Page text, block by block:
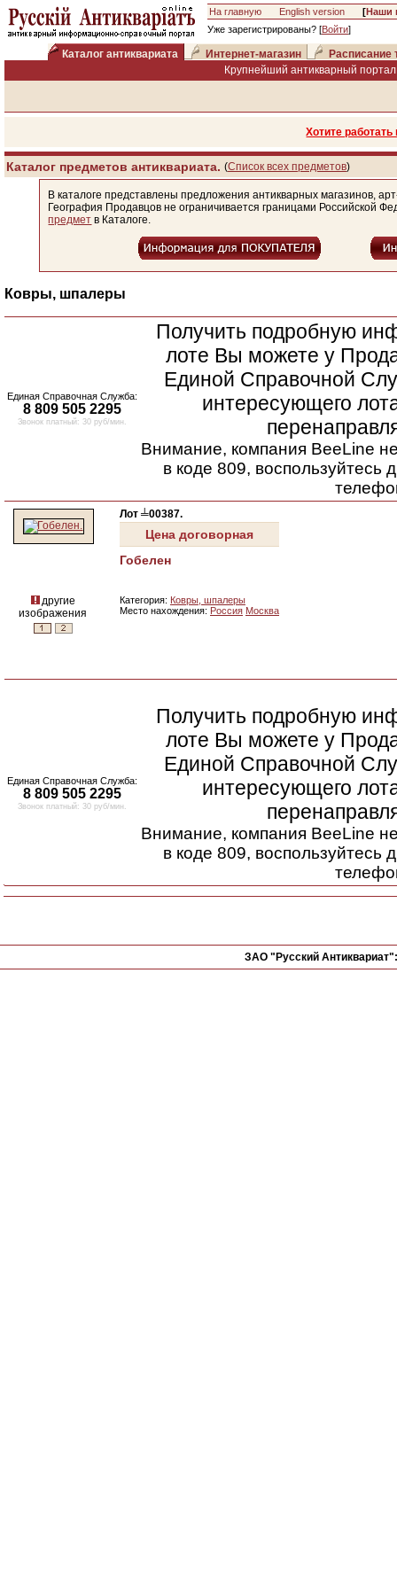
На главную English version [Наши
Уже зарегистрированы? [Войти]
Каталог антиквариата Интернет-магазин
Расписание
Крупнейший антикварный
Хотите
Каталог предметов антиквариата. (Список всех предметов)
В каталоге представлены предложения антикварных магазинов,
География Продавцов не ограничивается границами Российской
предмет в Каталоге.
Ковры, шпалеры
Единая Справочная Служба:
8 809 505 2295
Звонок платный: 30 руб/мин.
Получить подробную
лоте Вы можете у
Единой Справочной
интересующего
Внимание, компания BeeLine
в коде 809, воспользуйтесь
другие
изображения
Лот ╧00387.
Цена договорная
Гобелен
Категория: Ковры, шпалеры
Место нахождения: Россия Москва
Единая Справочная Служба:
8 809 505 2295
Звонок платный: 30 руб/мин.
Получить подробную
лоте Вы можете у
Единой Справочной
интересующего
Внимание, компания BeeLine
в коде 809, воспользуйтесь
ЗАО "Русский Антиквариат":